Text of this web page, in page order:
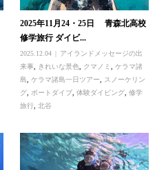
2025年11月24・25日 青森北高校
修学旅行 ダイビ...
2025.12.04
アイランドメッセージの出
来事, きれいな景色, クマノミ,ケラマ諸
島,ケラマ諸島一日ツアー, スノーケリン
グ,ボートダイブ,体験ダイビング,修学
旅行,北谷